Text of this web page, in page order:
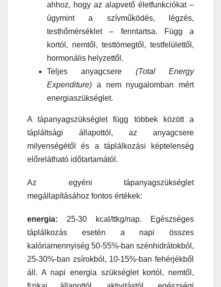
ahhoz, hogy az alapvető életfunkciókat –
úgymint a szívműködés, légzés,
testhőmérséklet – fenntartsa. Függ a
kortól, nemtől, testtömegtől, testfelülettől,
hormonális helyzettől.
Teljes anyagcsere (Total Energy
Expenditure) a nem nyugalomban mért
energiaszükséglet.
A tápanyagszükséglet függ többek között a
tápláltsági állapottól, az anyagcsere
milyenségétől és a táplálkozási képtelenség
előrelátható időtartamától.
Az egyéni tápanyagszükséglet
megállapításához fontos értékek:
energia: 25-30 kcal/ttkg/nap. Egészséges
táplálkozás esetén a napi összes
kalóriamennyiség 50-55%-ban szénhidrátokból,
25-30%-ban zsírokból, 10-15%-ban fehérjékből
áll. A napi energia szükséglet kortól, nemtől,